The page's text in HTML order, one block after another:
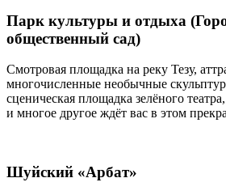
Парк культуры и отдыха
общественный сад)
Смотровая площадка на реку Тезу,
многочисленные необычные
сценическая площадка зелёного
и многое другое ждёт вас в этом
Шуйский «Арбат»